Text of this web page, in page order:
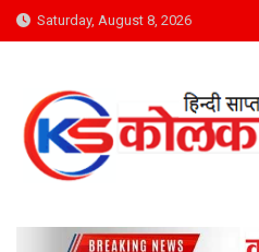
Skip
to
Saturday, August 8, 2026
Kolkata
समाज का आईना